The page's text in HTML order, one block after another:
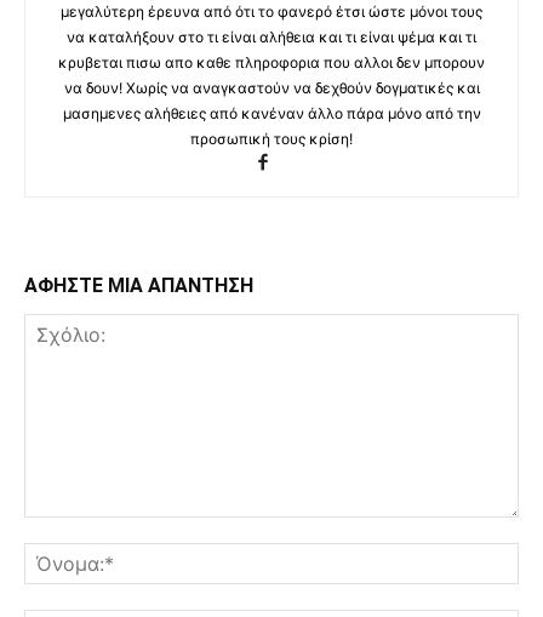
μεγαλύτερη έρευνα από ότι το φανερό έτσι ώστε μόνοι τους
να καταλήξουν στο τι είναι αλήθεια και τι είναι ψέμα και τι
κρυβεται πισω απο καθε πληροφορια που αλλοι δεν μπορουν
να δουν! Χωρίς να αναγκαστούν να δεχθούν δογματικές και
μασημενες αλήθειες από κανέναν άλλο πάρα μόνο από την
προσωπική τους κρίση!
ΑΦΗΣΤΕ ΜΙΑ ΑΠΑΝΤΗΣΗ